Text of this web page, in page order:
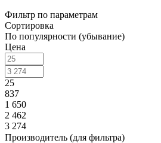
Фильтр по параметрам
Сортировка
По популярности (убывание)
Цена
25
837
1 650
2 462
3 274
Производитель (для фильтра)